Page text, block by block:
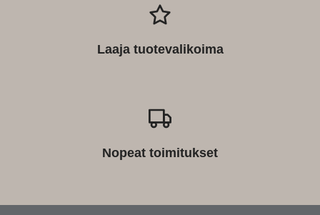
Laaja tuotevalikoima
Nopeat toimitukset